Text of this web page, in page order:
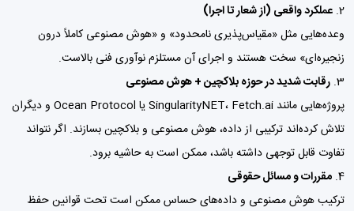
عملکرد واقعی (از شعار تا اجرا)
وعده‌هایی مثل «مقیاس‌پذیری نامحدود» و «هوش مصنوعی کاملاً درون
زنجیره‌ای» سخت هستند و اجرای آن مستلزم نوآوری فنی بالاست.
رقابت شدید در حوزه بلاکچین + هوش مصنوعی
پروژه‌هایی مانند SingularityNET، Fetch.ai یا Ocean Protocol و دیگران
تلاش کرده‌اند ترکیبی از داده، هوش مصنوعی و بلاکچین بسازند. اگر نتواند
تفاوت قابل توجهی داشته باشد، ممکن است به حاشیه برود.
مقررات و مسائل حقوقی
ترکیب هوش مصنوعی و داده‌های حساس ممکن است تحت قوانین حفظ